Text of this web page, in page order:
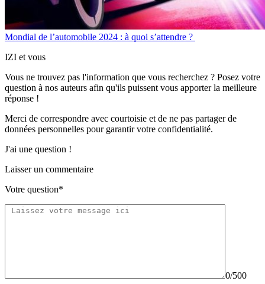
Mondial de l’automobile 2024 : à quoi s’attendre ?
IZI et vous
Vous ne trouvez pas l'information que vous recherchez ? Posez votre
question à nos auteurs afin qu'ils puissent vous apporterla meilleure
réponse !
Merci de correspondre avec courtoisie et de ne pas partagerde
données personnelles pour garantir votre confidentialité.
J'ai une question !
Laisser un commentaire
Votre question*
0/500